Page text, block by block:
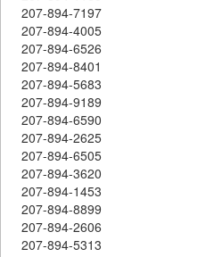
207-894-7197
207-894-4005
207-894-6526
207-894-8401
207-894-5683
207-894-9189
207-894-6590
207-894-2625
207-894-6505
207-894-3620
207-894-1453
207-894-8899
207-894-2606
207-894-5313